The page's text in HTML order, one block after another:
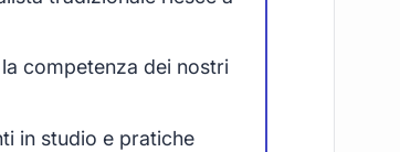
competenza dei nostri
in studio e pratiche